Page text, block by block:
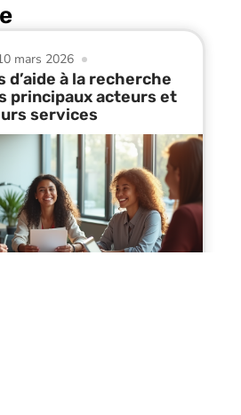
mars 2026
d’aide à la recherche
principaux acteurs et
services